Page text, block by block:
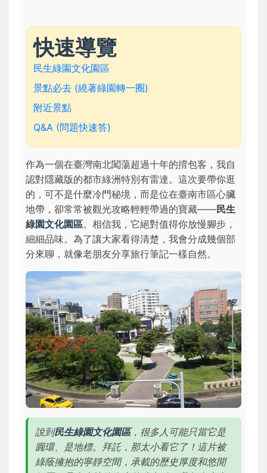
快速導覽
民生綠園文化園區
景點必去 (繞著綠園轉一圈)
附近景點
Q&A (問題快速答)
作為一個在臺灣南北闖蕩超過十年的揹包客，我自
認對隱藏版的都市綠洲特別有雷達。這次要帶你逛
的，可不是什麼冷門秘境，而是位在臺南市區心臟
地帶，卻常常被觀光攻略輕輕帶過的寶藏——民生
綠園文化園區。相信我，它絕對值得你放慢腳步，
細細品味。為了讓大家看得清楚，我會分成幾個部
分來聊，就像老朋友分享旅行筆記一樣自然。
說到民生綠園文化園區，很多人可能只當它是
圓環、是地標。拜託，那太小看它了！這片被
綠蔭擁抱的寧靜空間，承載的歷史厚度和悠閒